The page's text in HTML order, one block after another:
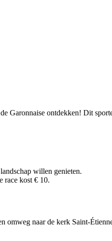
Garonnaise ontdekken! Dit
willen genieten.
race kost € 10.
omweg naar de kerk Saint-